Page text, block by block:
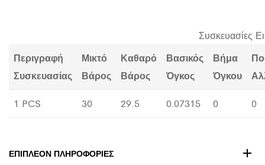
Συσκευασίες
Περιγραφή
Συσκευασίας
Μικτό
Βάρος
Καθαρό
Βάρος
Βασικός
Όγκος
Βήμα
Όγκου
1 PCS 30 29.5 0.07315 0 0
ΕΠΙΠΛΈΟΝ ΠΛΗΡΟΦΟΡΊΕΣ